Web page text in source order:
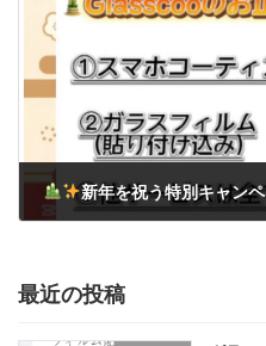
新年を祝う特別キャン
最近の投稿